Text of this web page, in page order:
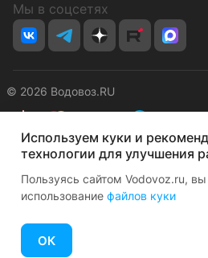
Мы в соцсетях
© 2026 Водовоз.RU
КонфиденциальностьОферта
Используем куки и
технологии для улучшения
Пользуясь сайтом Vodovoz.ru,
использование файлов куки
ОК